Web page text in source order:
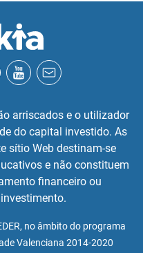
arriscados e o utilizador
do capital investido. As
sítio Web destinam-se
e não constituem
financeiro ou
no âmbito do programa
Valenciana 2014-2020